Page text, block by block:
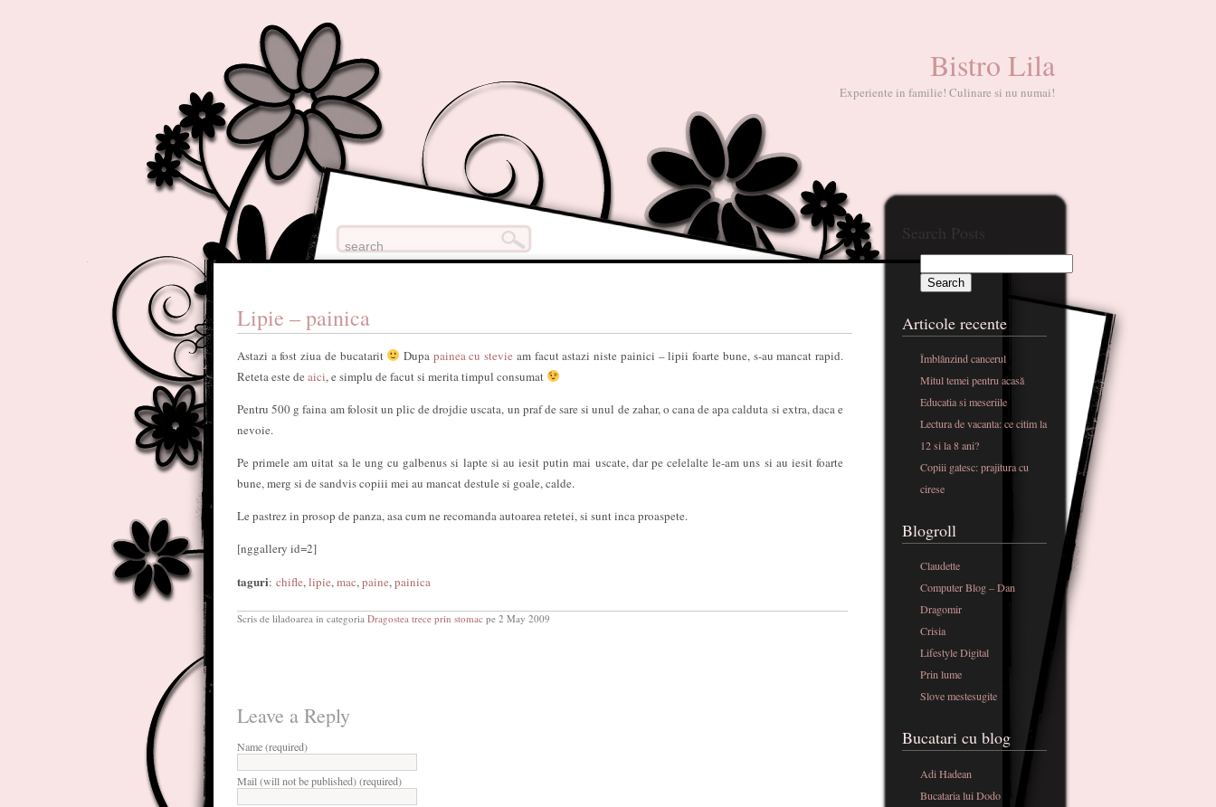
Bistro Lila
Experiente in familie! Culinare si nu numai!
Lipie – painica
Astazi a fost ziua de bucatarit Dupa painea cu stevie am facut astazi niste painici – lipii foarte bune, s-au mancat rapid.
Reteta este de aici, e simplu de facut si merita timpul consumat
Pentru 500 g faina am folosit un plic de drojdie uscata, un praf de sare si unul de zahar, o cana de apa calduta si extra, daca e
nevoie.
Pe primele am uitat sa le ung cu galbenus si lapte si au iesit putin mai uscate, dar pe celelalte le-am uns si au iesit foarte
bune, merg si de sandvis copiii mei au mancat destule si goale, calde.
Le pastrez in prosop de panza, asa cum ne recomanda autoarea retetei, si sunt inca proaspete.
[nggallery id=2]
taguri: chifle,lipie,mac,paine,painica
Scris de liladoarea in categoria Dragostea trece prin stomac pe 2 May 2009
Leave a Reply
Name (required)
Mail (will not be published) (required)
Search Posts
Articole recente
Îmblânzind cancerul
Mitul temei pentru acasă
Educatia si meseriile
Lectura de vacanta: ce citim la
12 si la 8 ani?
Copiii gatesc: prajitura cu
cirese
Blogroll
Claudette
Computer Blog – Dan
Dragomir
Crisia
Lifestyle Digital
Prin lume
Slove mestesugite
Bucatari cu blog
Adi Hadean
Bucataria lui Dodo